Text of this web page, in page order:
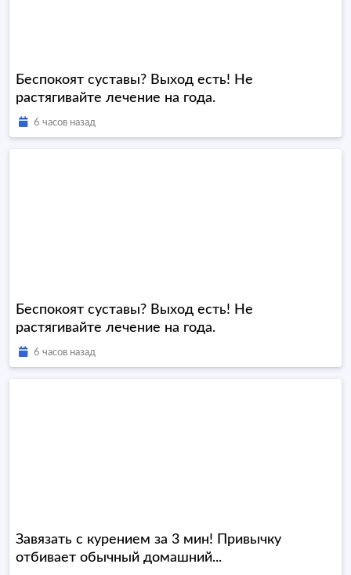
Беспокоят суставы? Выход есть! Не
растягивайте лечение на года.
6 часов назад
Беспокоят суставы? Выход есть! Не
растягивайте лечение на года.
6 часов назад
Завязать с курением за 3 мин! Привычку
отбивает обычный домашний...